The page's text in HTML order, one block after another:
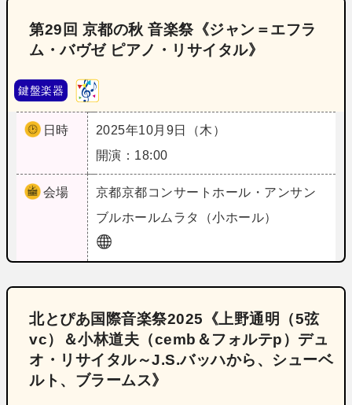
第29回 京都の秋 音楽祭《ジャン＝エフラ
ム・バヴゼ ピアノ・リサイタル》
鍵盤楽器
日時
2025年10月9日（木）
開演：18:00
会場 京都京都コンサートホール・アンサン
ブルホールムラタ（小ホール）
北とぴあ国際音楽祭2025《上野通明（5弦
vc）＆小林道夫（cemb＆フォルテp）デュ
オ・リサイタル～J.S.バッハから、シューベ
ルト、ブラームス》